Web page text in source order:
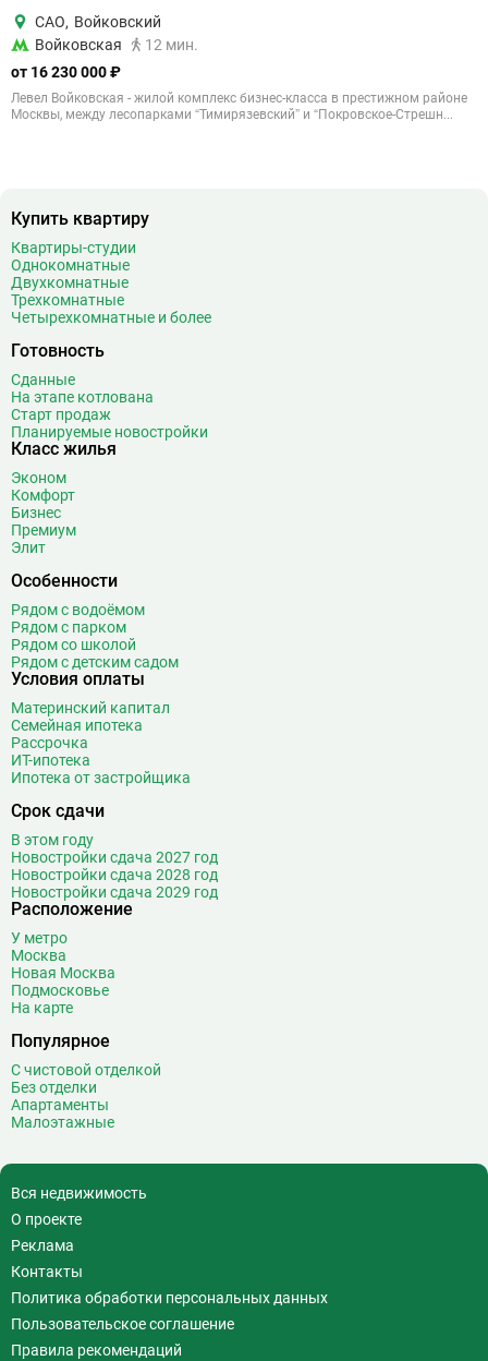
САО, Войковский
Войковская
12 мин.
от 16 230 000 ₽
Левел Войковская - жилой комплекс бизнес-класса в престижном районе
Москвы, между лесопарками “Тимирязевский” и “Покровское-Стрешн...
Купить квартиру
Квартиры-студии
Однокомнатные
Двухкомнатные
Трехкомнатные
Четырехкомнатные и более
Готовность
Сданные
На этапе котлована
Старт продаж
Планируемые новостройки
Класс жилья
Эконом
Комфорт
Бизнес
Премиум
Элит
Особенности
Рядом с водоёмом
Рядом с парком
Рядом со школой
Рядом с детским садом
Условия оплаты
Материнский капитал
Семейная ипотека
Рассрочка
ИТ-ипотека
Ипотека от застройщика
Срок сдачи
В этом году
Новостройки сдача 2027 год
Новостройки сдача 2028 год
Новостройки сдача 2029 год
Расположение
У метро
Москва
Новая Москва
Подмосковье
На карте
Популярное
С чистовой отделкой
Без отделки
Апартаменты
Малоэтажные
Вся недвижимость
О проекте
Реклама
Контакты
Политика обработки персональных данных
Пользовательское соглашение
Правила рекомендаций